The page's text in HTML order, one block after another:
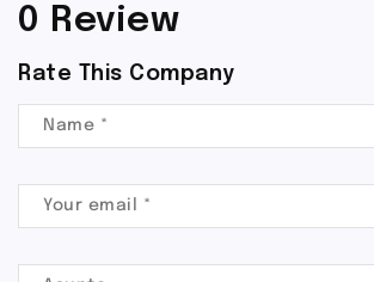
0 Review
Rate This Company